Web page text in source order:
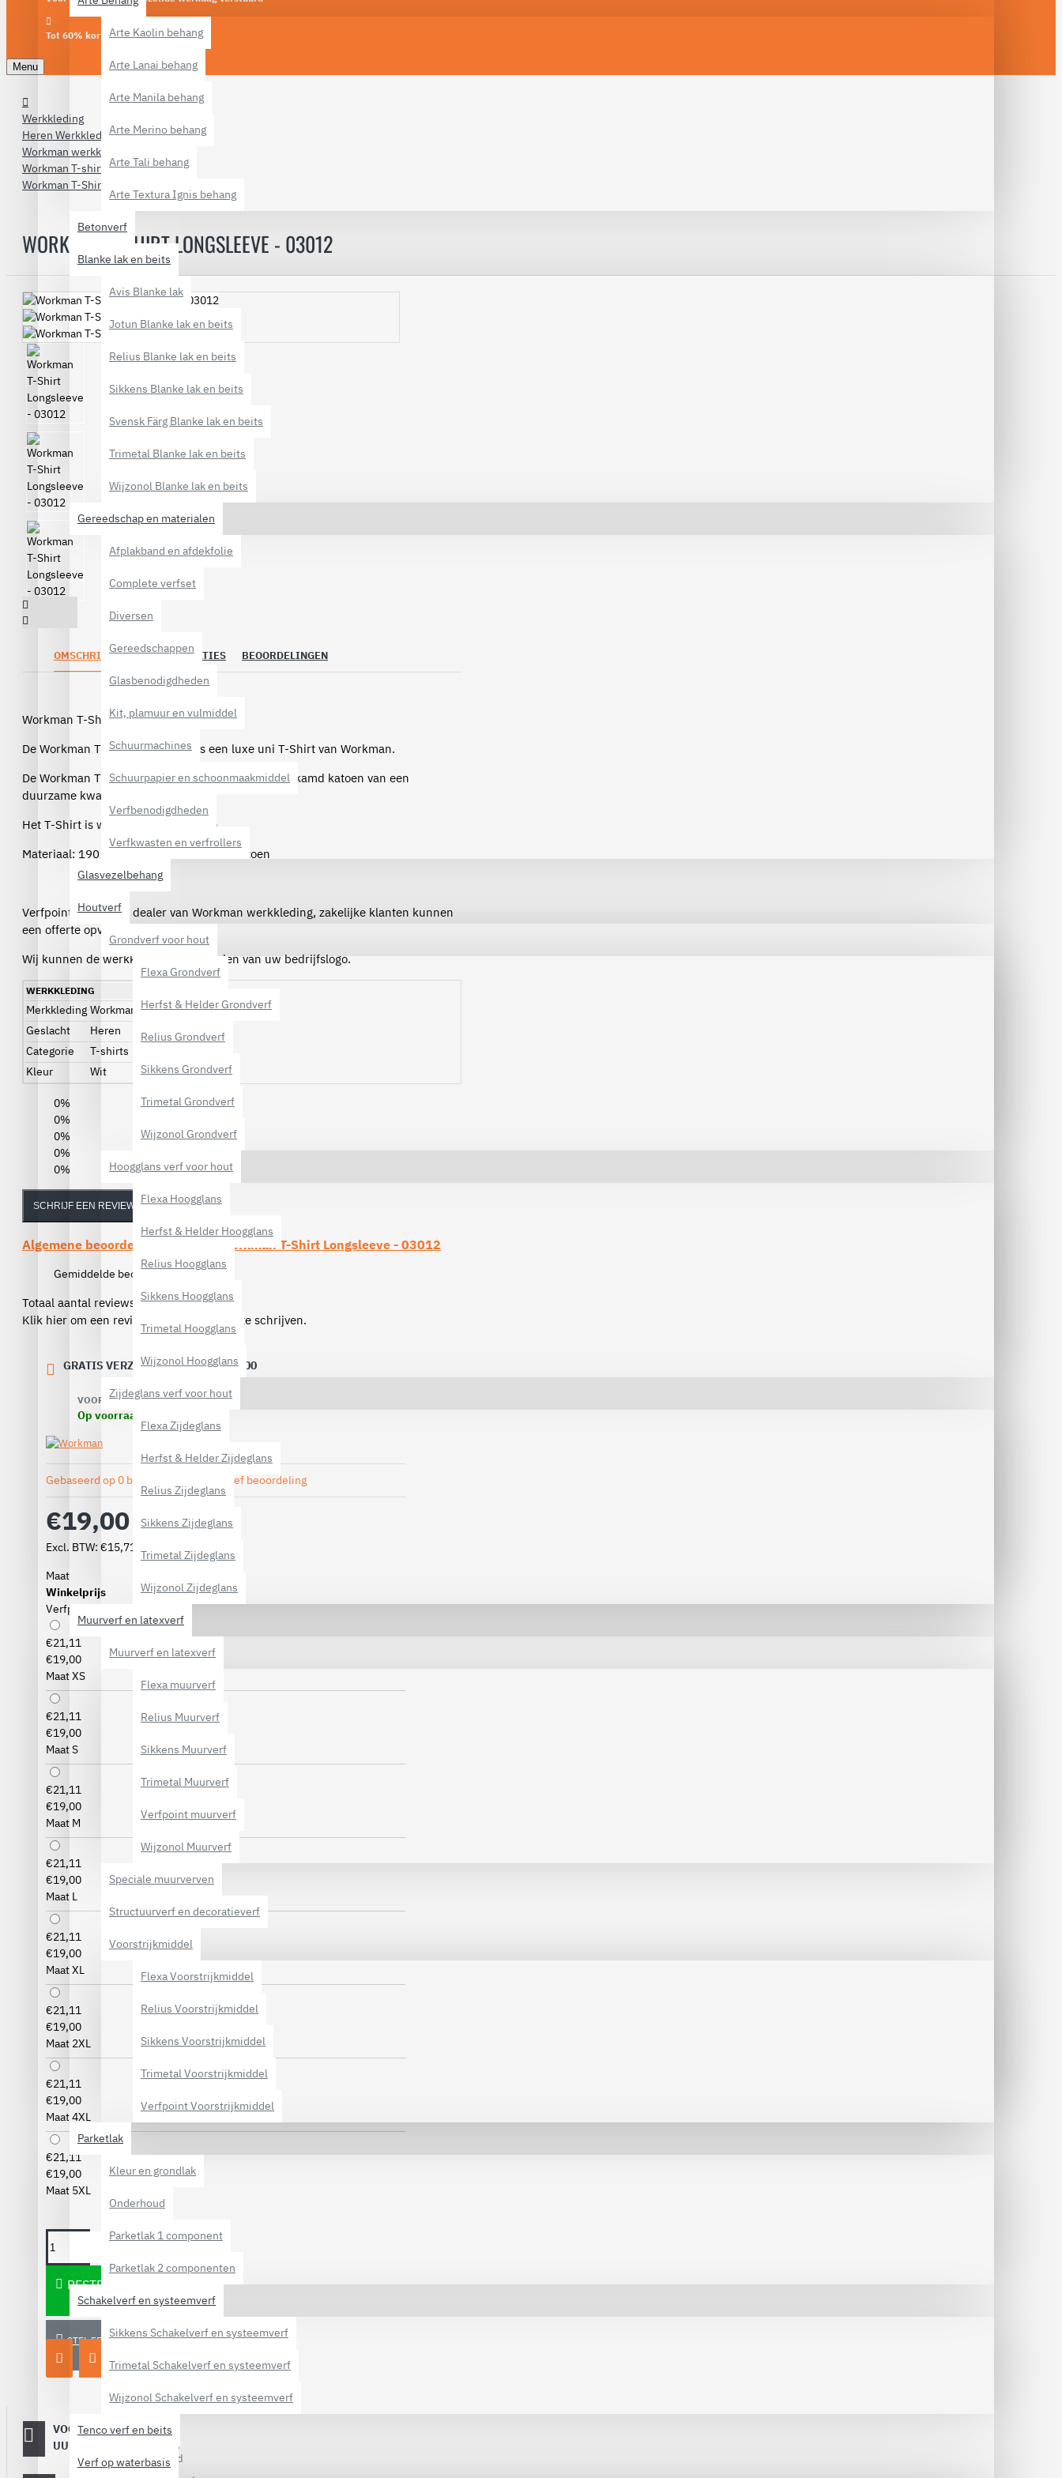
Arte Kaolin behang
Arte Lanai behang
Arte Manila behang
Arte Merino behang
Arte Tali behang
Arte Textura Ignis behang
Betonverf
Blanke lak en beits
Avis Blanke lak
Jotun Blanke lak en beits
Relius Blanke lak en beits
Sikkens Blanke lak en beits
Svensk Färg Blanke lak en beits
Trimetal Blanke lak en beits
Wijzonol Blanke lak en beits
Gereedschap en materialen
Afplakband en afdekfolie
Complete verfset
Diversen
Gereedschappen
Glasbenodigdheden
Kit, plamuur en vulmiddel
Schuurmachines
Schuurpapier en schoonmaakmiddel
Verfbenodigdheden
Verfkwasten en verfrollers
Glasvezelbehang
Houtverf
Grondverf voor hout
Flexa Grondverf
Herfst & Helder Grondverf
Relius Grondverf
Sikkens Grondverf
Trimetal Grondverf
Wijzonol Grondverf
Hoogglans verf voor hout
Flexa Hoogglans
Herfst & Helder Hoogglans
Relius Hoogglans
Sikkens Hoogglans
Trimetal Hoogglans
Wijzonol Hoogglans
Zijdeglans verf voor hout
Flexa Zijdeglans
Herfst & Helder Zijdeglans
Relius Zijdeglans
Sikkens Zijdeglans
Trimetal Zijdeglans
Wijzonol Zijdeglans
Muurverf en latexverf
Muurverf en latexverf
Flexa muurverf
Relius Muurverf
Sikkens Muurverf
Trimetal Muurverf
Verfpoint muurverf
Wijzonol Muurverf
Speciale muurverven
Structuurverf en decoratieverf
Voorstrijkmiddel
Flexa Voorstrijkmiddel
Relius Voorstrijkmiddel
Sikkens Voorstrijkmiddel
Trimetal Voorstrijkmiddel
Verfpoint Voorstrijkmiddel
Parketlak
Kleur en grondlak
Onderhoud
Parketlak 1 component
Parketlak 2 componenten
Schakelverf en systeemverf
Sikkens Schakelverf en systeemverf
Trimetal Schakelverf en systeemverf
Wijzonol Schakelverf en systeemverf
Tenco verf en beits
Verf op waterbasis
Tot 60% korting
Menu
Werkkleding
Heren Werkkleding
Workman werkkleding
Workman T-shirts
Workman T-Shirt Longsleeve - 03012
WORKMAN T-SHIRT LONGSLEEVE - 03012
OMSCHRIJVING SPECIFICATIES BEOORDELINGEN
Workman T-Shirt Longsleeve - 03012 wit
De Workman T-Shirt Longsleeve is een luxe uni T-Shirt van Workman.
De Workman T-Shirt Longsleeve is uitgevoerd in gekamd katoen van een
duurzame kwaliteit.
Het T-Shirt is wasbaar tot 40 graden.
Materiaal: 190 grams, 100% kwaliteits-katoen
Verfpoint is officieel dealer van Workman werkkleding, zakelijke klanten kunnen
een offerte opvragen per e-mail.
Wij kunnen de werkkleding ook voorzien van uw bedrijfslogo.
WERKKLEDING
Merkkleding Workman
Geslacht
Heren
Categorie
T-shirts
Kleur
Wit
0%
0%
0%
0%
0%
SCHRIJF EEN REVIEW
Algemene beoordelingen van de Workman T-Shirt Longsleeve - 03012
Gemiddelde beoordeling: (0)
Totaal aantal reviews (0)
Klik hier om een review over dit product te schrijven.
GRATIS VERZENDING VANAF € 40,00
VOORRAAD:
Op voorraad
Gebaseerd op 0 beoordeling(en). Geef beoordeling
€19,00
Excl. BTW: €15,71
Maat
Winkelprijs
Verfpoint prijs
€21,11
€19,00
Maat XS
€21,11
€19,00
Maat S
€21,11
€19,00
Maat M
€21,11
€19,00
Maat L
€21,11
€19,00
Maat XL
€21,11
€19,00
Maat 2XL
€21,11
€19,00
Maat 4XL
€21,11
€19,00
Maat 5XL
BESTELLEN
STEL EEN VRAAG
VOOR 16:00
UUR BESTELD
Dezelfde
werkdag
verstuurd